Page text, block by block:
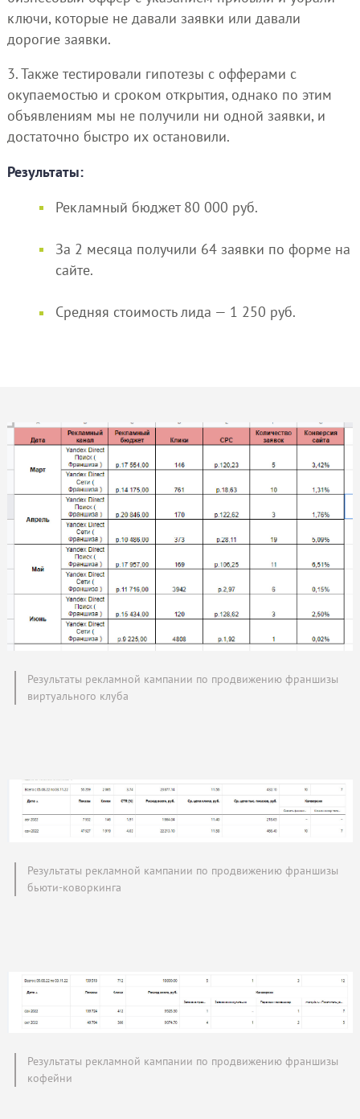
ключи, которые не давали заявки или давали
дорогие заявки.
3. Также тестировали гипотезы с офферами с
окупаемостью и сроком открытия, однако по этим
объявлениям мы не получили ни одной заявки, и
достаточно быстро их остановили.
Результаты:
Рекламный бюджет 80 000 руб.
За 2 месяца получили 64 заявки по форме на
сайте.
Средняя стоимость лида — 1 250 руб.
Результаты рекламной кампании по продвижению франшизы
виртуального клуба
Результаты рекламной кампании по продвижению франшизы
бьюти-коворкинга
Результаты рекламной кампании по продвижению франшизы
кофейни